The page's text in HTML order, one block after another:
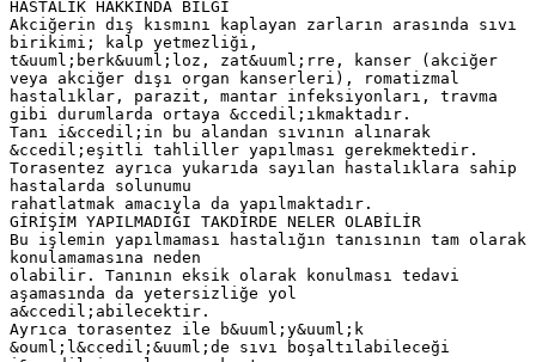
HASTALIK HAKKINDA BİLGİ
Akciğerin dış kısmını kaplayan zarların arasında sıvı
birikimi; kalp yetmezliği,
t&uuml;berk&uuml;loz, zat&uuml;rre, kanser (akciğer
veya akciğer dışı organ kanserleri), romatizmal
hastalıklar, parazit, mantar infeksiyonları, travma
gibi durumlarda ortaya &ccedil;ıkmaktadır.
Tanı i&ccedil;in bu alandan sıvının alınarak
&ccedil;eşitli tahliller yapılması gerekmektedir.
Torasentez ayrıca yukarıda sayılan hastalıklara sahip
hastalarda solunumu
rahatlatmak amacıyla da yapılmaktadır.
GİRİŞİM YAPILMADIĞI TAKDİRDE NELER OLABİLİR
Bu işlemin yapılmaması hastalığın tanısının tam olarak
konulamamasına neden
olabilir. Tanının eksik olarak konulması tedavi
aşamasında da yetersizliğe yol
a&ccedil;abilecektir.
Ayrıca torasentez ile b&uuml;y&uuml;k
&ouml;l&ccedil;&uuml;de sıvı boşaltılabileceği